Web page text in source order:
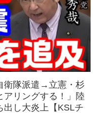
衛隊派遣→立憲・杉
アリングする！」陸
出し大炎上【KSLチ